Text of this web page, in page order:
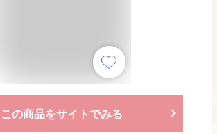
この商品をサイトでみる